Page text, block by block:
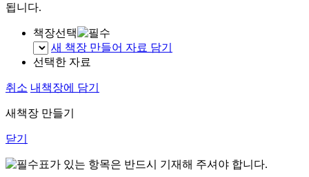
됩니다.
책장선택
새 책장 만들어 자료 담기
선택한 자료
취소 내책장에 담기
새책장 만들기
닫기
표가 있는 항목은 반드시 기재해 주셔야 합니다.